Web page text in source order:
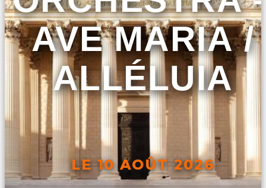
AVE MARIA /
ALLÉLUIA
LE 10 AOÛT 2026